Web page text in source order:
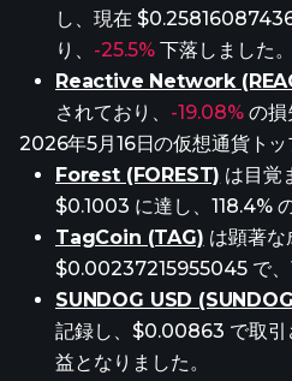
し、現在
り、 -25.5% 下落しました。
Reactive Network
されており、 -19.08% の損
2026年5月16日の仮想通貨トッ
Forest (FOREST) は目覚
$0.1003 に達し、118.4%
TagCoin (TAG) は顕著な
$0.00237215955045 で、
SUNDOG USD
記録し、$0.00863 で取引
益となりました。